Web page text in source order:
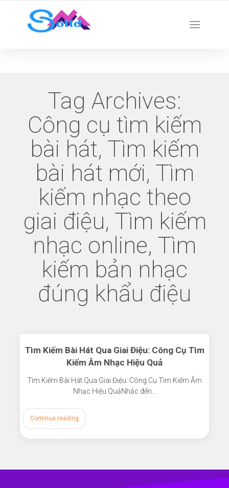
Best SMM Services
Tag Archives:
Công cụ tìm kiếm
bài hát, Tìm kiếm
bài hát mới, Tìm
kiếm nhạc theo
giai điệu, Tìm kiếm
nhạc online, Tìm
kiếm bản nhạc
đúng khẩu điệu
Tìm Kiếm Bài Hát Qua Giai Điệu: Công Cụ Tìm
Kiếm Âm Nhạc Hiệu Quả
Tìm Kiếm Bài Hát Qua Giai Điệu: Công Cụ Tìm Kiếm Âm
Nhạc Hiệu QuảNhắc đến…
Continue reading